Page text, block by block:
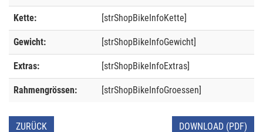
Kette: [strShopBikeInfoKette]
Gewicht: [strShopBikeInfoGewicht]
Extras: [strShopBikeInfoExtras]
Rahmengrössen: [strShopBikeInfoGroessen]
ZURÜCK DOWNLOAD (PDF)